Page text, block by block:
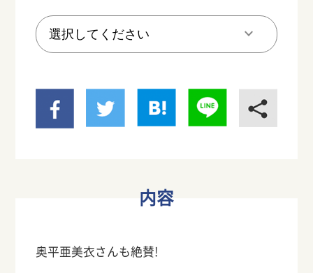
内容
奥平亜美衣さんも絶賛!